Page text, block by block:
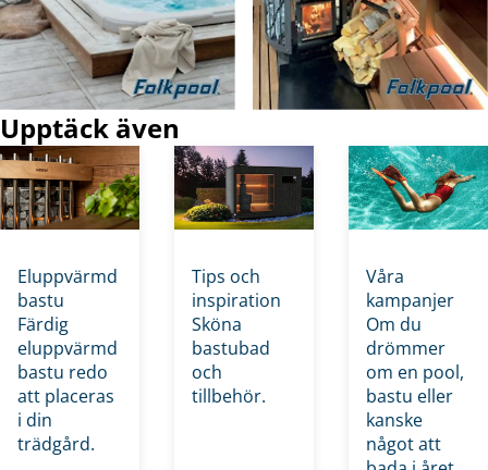
Upptäck även
Eluppvärmd
bastu
Färdig
eluppvärmd
bastu redo
att placeras
i din
trädgård.
Tips och
inspiration
Sköna
bastubad
och
tillbehör.
Våra
kampanjer
Om du
drömmer
om en pool,
bastu eller
kanske
något att